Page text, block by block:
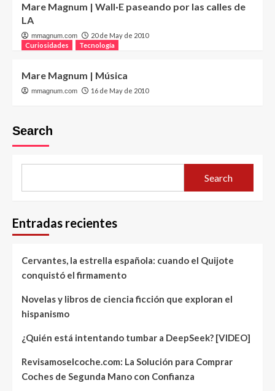
Mare Magnum | Wall·E paseando por las calles de
LA
mmagnum.com
20 de May de 2010
Curiosidades
Tecnología
Mare Magnum | Música
mmagnum.com 16 de May de 2010
Search
Search
Entradas recientes
Cervantes, la estrella española: cuando el Quijote
conquistó el firmamento
Novelas y libros de ciencia ficción que exploran el
hispanismo
¿Quién está intentando tumbar a DeepSeek? [VIDEO]
Revisamoselcoche.com: La Solución para Comprar
Coches de Segunda Mano con Confianza